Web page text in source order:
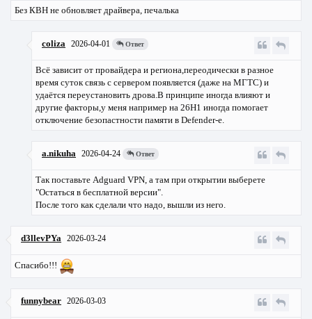
Без КВН не обновляет драйвера, печалька
coliza 2026-04-01 Ответ
Всё зависит от провайдера и региона,переодически в разное
время суток связь с сервером появляется (даже на МГТС) и
удаётся переустановить дрова.В принципе иногда влияют и
другие факторы,у меня например на 26Н1 иногда помогает
отключение безопастности памяти в Defendеr-е.
a.nikuha 2026-04-24 Ответ
Так поставьте Adguard VPN, а там при открытии выберете
"Остаться в бесплатной версии".
После того как сделали что надо, вышли из него.
d3llevPYa 2026-03-24
Спасибо!!!
funnybear 2026-03-03